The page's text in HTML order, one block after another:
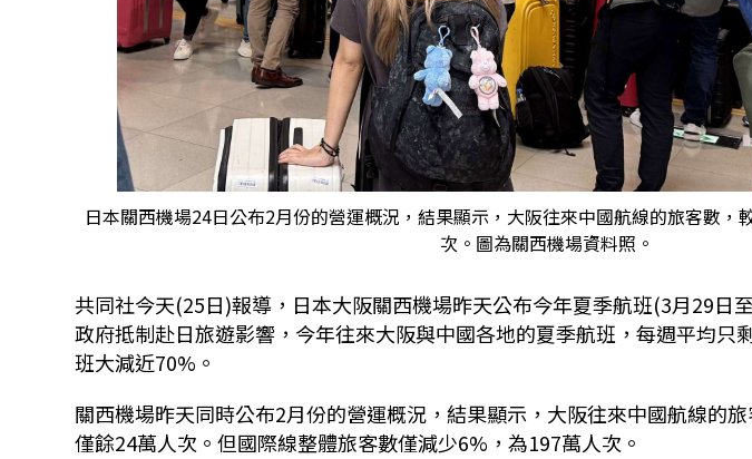
日本關西機場24日公布2月份的營運概況，結果顯示，大阪往來中國航線的旅客數，
次。圖為關西機場資料照。
共同社今天(25日)報導，日本大阪關西機場昨天公布今年夏季航班(3月29日
政府抵制赴日旅遊影響，今年往來大阪與中國各地的夏季航班，每週平均只
班大減近70%。
關西機場昨天同時公布2月份的營運概況，結果顯示，大阪往來中國航線的
僅餘24萬人次。但國際線整體旅客數僅減少6%，為197萬人次。